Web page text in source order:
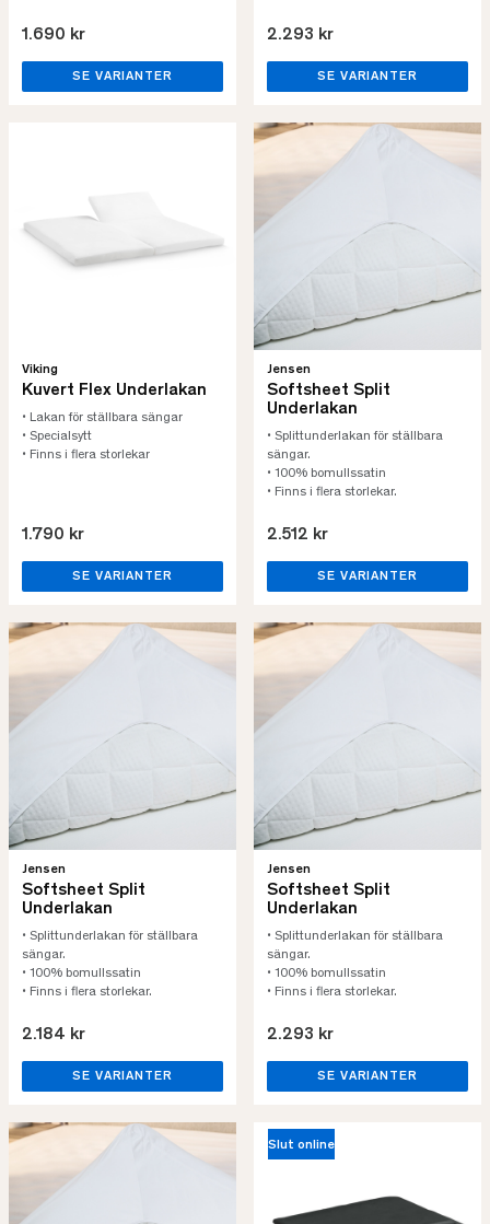
1.690 kr
SE VARIANTER
2.293 kr
SE VARIANTER
Viking
Kuvert Flex Underlakan
• Lakan för ställbara sängar
• Specialsytt
• Finns i flera storlekar
1.790 kr
SE VARIANTER
Jensen
Softsheet Split
Underlakan
• Splittunderlakan för ställbara
sängar.
• 100% bomullssatin
• Finns i flera storlekar.
2.512 kr
SE VARIANTER
Jensen
Softsheet Split
Underlakan
• Splittunderlakan för ställbara
sängar.
• 100% bomullssatin
• Finns i flera storlekar.
2.184 kr
SE VARIANTER
Jensen
Softsheet Split
Underlakan
• Splittunderlakan för ställbara
sängar.
• 100% bomullssatin
• Finns i flera storlekar.
2.293 kr
SE VARIANTER
Slut online